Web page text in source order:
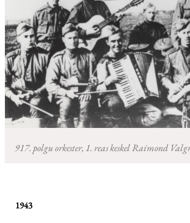
917. polgu orkester, 1. reas keskel Raimond
1943